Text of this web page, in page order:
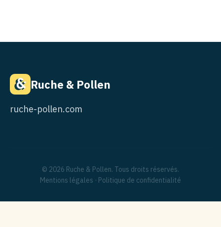
Ruche & Pollen
ruche-pollen.com
© 2026 Ruche & Pollen. Tous droits réservés.
Mentions légales · Politique de confidentialité